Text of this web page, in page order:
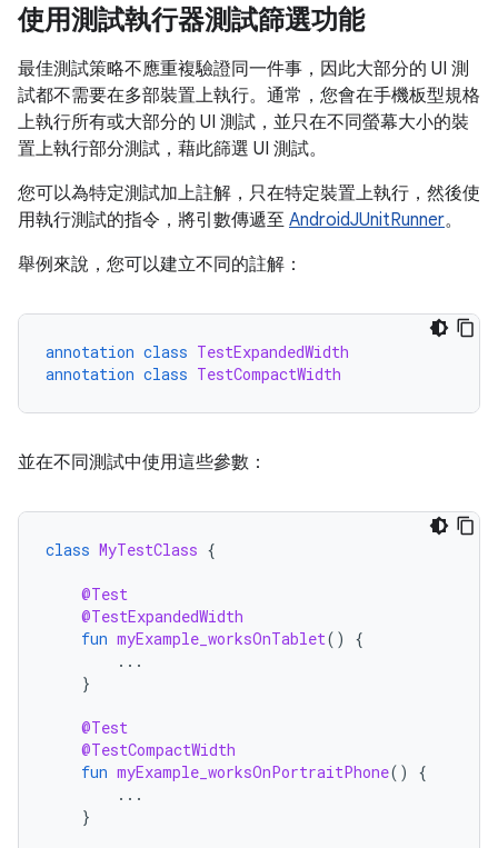
使用測試執行器測試篩選功能
最佳測試策略不應重複驗證同一件事，因此大部分的 UI 測
試都不需要在多部裝置上執行。通常，您會在手機板型規格
上執行所有或大部分的 UI 測試，並只在不同螢幕大小的裝
置上執行部分測試，藉此篩選 UI 測試。
您可以為特定測試加上註解，只在特定裝置上執行，然後使
用執行測試的指令，將引數傳遞至 AndroidJUnitRunner。
舉例來說，您可以建立不同的註解：
annotation class TestExpandedWidth
annotation class TestCompactWidth
並在不同測試中使用這些參數：
class MyTestClass {
@Test
@TestExpandedWidth
fun myExample_worksOnTablet()
{
...
}
@Test
@TestCompactWidth
fun myExample_worksOnPortraitPhone()
{
...
}